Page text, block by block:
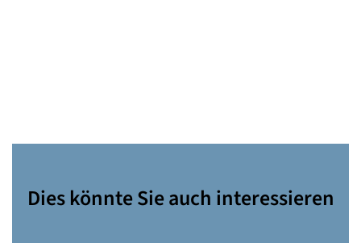
Dies könnte Sie auch interessieren